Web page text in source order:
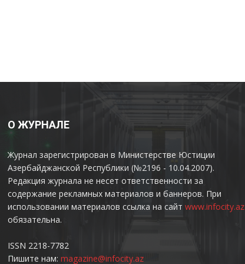
О ЖУРНАЛЕ
Журнал зарегистрирован в Министерстве Юстиции
Азербайджанской Республики (№2196 - 10.04.2007).
Редакция журнала не несет ответственности за
содержание рекламных материалов и баннеров. При
использовании материалов ссылка на сайт www.infocity.az
обязательна.
ISSN 2218-7782
Пишите нам: magazine@infocity.az